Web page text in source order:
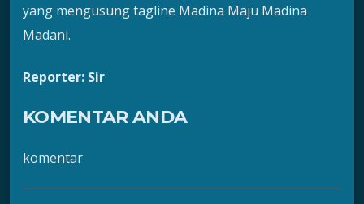
yang mengusung tagline Madina Maju Madina
Madani.
Reporter: Sir
KOMENTAR ANDA
komentar